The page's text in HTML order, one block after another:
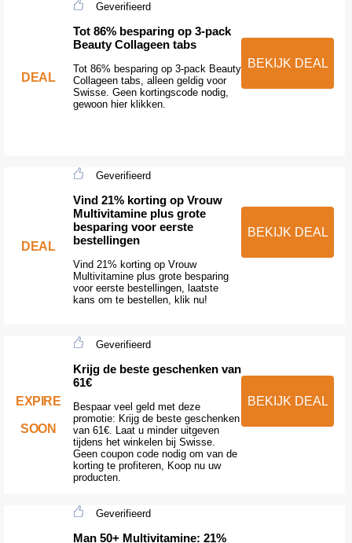
DEAL
Geverifieerd
Tot 86% besparing op 3-pack
Beauty Collageen tabs
Tot 86% besparing op 3-pack Beauty
Collageen tabs, alleen geldig voor
Swisse. Geen kortingscode nodig,
gewoon hier klikken.
BEKIJK DEAL
DEAL
Geverifieerd
Vind 21% korting op Vrouw
Multivitamine plus grote
besparing voor eerste
bestellingen
Vind 21% korting op Vrouw
Multivitamine plus grote besparing
voor eerste bestellingen, laatste
kans om te bestellen, klik nu!
BEKIJK DEAL
EXPIRE
SOON
Geverifieerd
Krijg de beste geschenken van
61€
Bespaar veel geld met deze
promotie: Krijg de beste geschenken
van 61€. Laat u minder uitgeven
tijdens het winkelen bij Swisse.
Geen coupon code nodig om van de
korting te profiteren, Koop nu uw
producten.
BEKIJK DEAL
Geverifieerd
Man 50+ Multivitamine: 21%